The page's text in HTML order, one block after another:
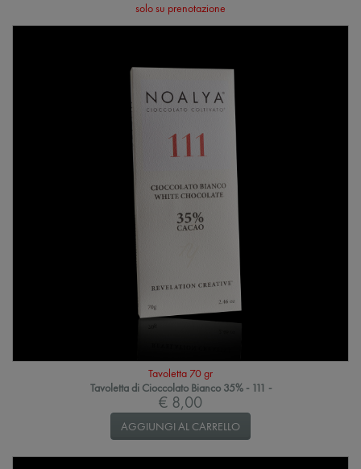
solo su prenotazione
Tavoletta 70 gr
Tavoletta di Cioccolato Bianco 35% - 111 -
€ 8,00
AGGIUNGI AL CARRELLO